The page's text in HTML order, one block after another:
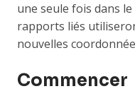
une seule fois dans
rapports liés
nouvelles
Commencer